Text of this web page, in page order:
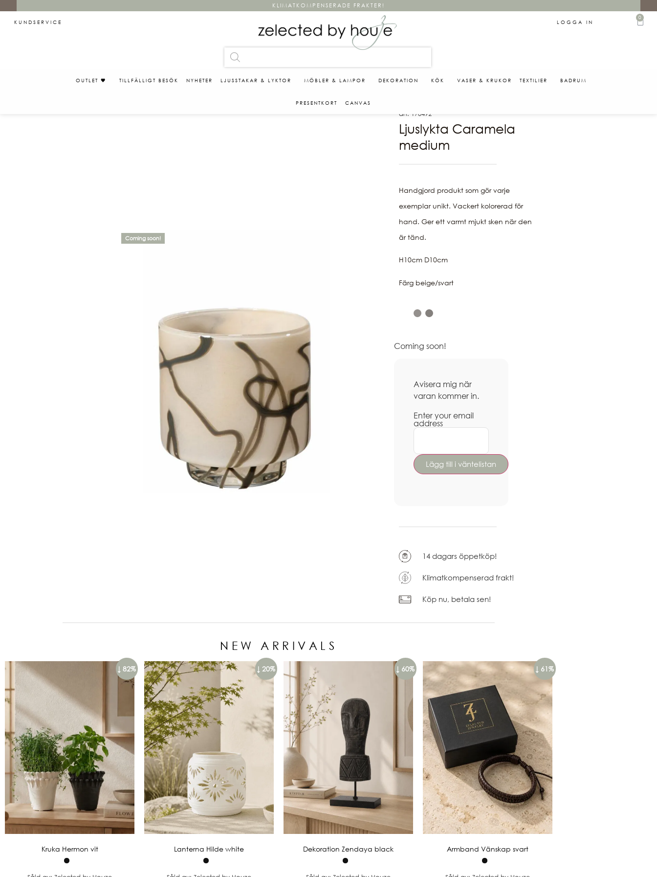
KLIMATKOMPENSERADE FRAKTER!
KUNDSERVICE LOGGA IN
0
OUTLET 🖤 TILLFÄLLIGT BESÖK NYHETER LJUSSTAKAR & LYKTOR MÖBLER & LAMPOR DEKORATION KÖK VASER & KRUKOR TEXTILIER BADRUM
PRESENTKORT CANVAS
Coming soon!
art. 170492
Ljuslykta Caramela
medium
Handgjord produkt som gör varje
exemplar unikt. Vackert kolorerad för
hand. Ger ett varmt mjukt sken när den
är tänd.
H10cm D10cm
Färg beige/svart
Coming soon!
Avisera mig när
varan kommer in.
Enter your email
address
14 dagars öppetköp!
Klimatkompenserad frakt!
Köp nu, betala sen!
NEW ARRIVALS
↓ 82%
Kruka Hermon vit
↓ 20%
Lanterna Hilde white
↓ 60%
Dekoration Zendaya black
↓ 61%
Armband Vänskap svart